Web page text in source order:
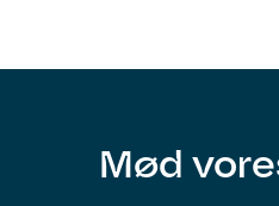
Mød